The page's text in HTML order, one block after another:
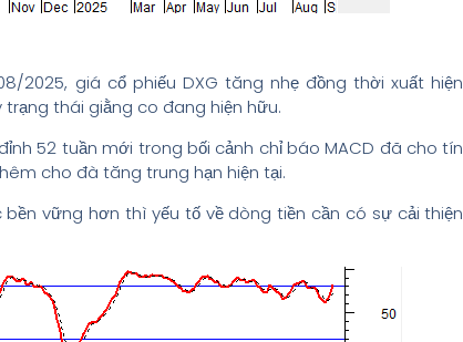
2025, giá cổ phiếu DXG tăng nhẹ đồng thời xuất hiện
thái giằng co đang hiện hữu.
52 tuần mới trong bối cảnh chỉ báo MACD đã cho tín
cho đà tăng trung hạn hiện tại.
vững hơn thì yếu tố về dòng tiền cần có sự cải thiện